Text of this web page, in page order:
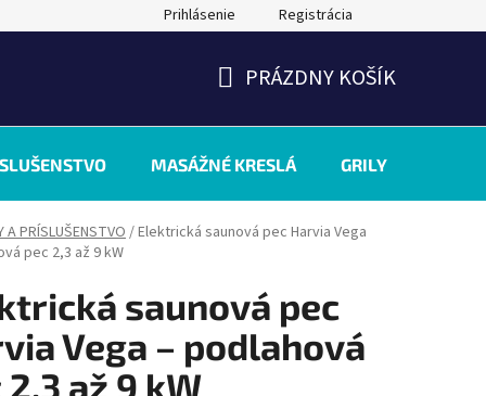
Prihlásenie Registrácia
KOŠÍK
PRÁZDNY KOŠÍK
MASÁŽNÉ KRESLÁ GRILY
A PRÍSLUŠENSTVO /Elektrická saunová pec Harvia Vega
pec 2,3 až 9 kW
saunová pec
Vega – podlahová
2,3 až 9 kW